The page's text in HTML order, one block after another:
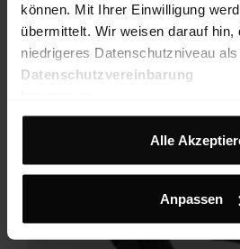
können. Mit Ihrer Einwilligung
übermittelt. Wir weisen darauf hin,
niedrigeres Datenschutzniveau
Datenschutzvereinbarung
Alle
Anpassen